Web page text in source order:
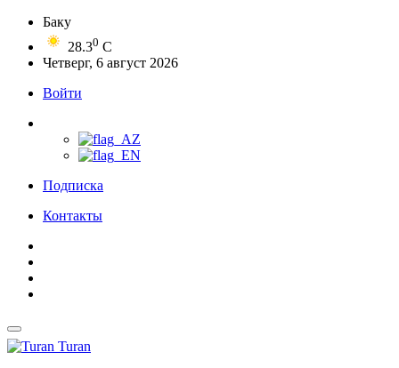
Баку
28.30 C
Четверг, 6 август 2026
Войти
Подписка
Контакты
Turan